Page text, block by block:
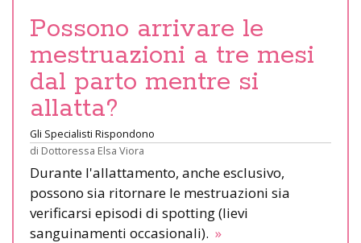
Possono arrivare le
mestruazioni a tre mesi
dal parto mentre si
allatta?
Gli Specialisti Rispondono
di Dottoressa Elsa Viora
Durante l'allattamento, anche esclusivo,
possono sia ritornare le mestruazioni sia
verificarsi episodi di spotting (lievi
sanguinamenti occasionali). »